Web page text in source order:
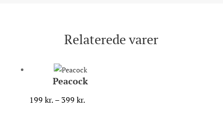
Relaterede varer
Peacock
199 kr.– 399 kr.Prisinterval: